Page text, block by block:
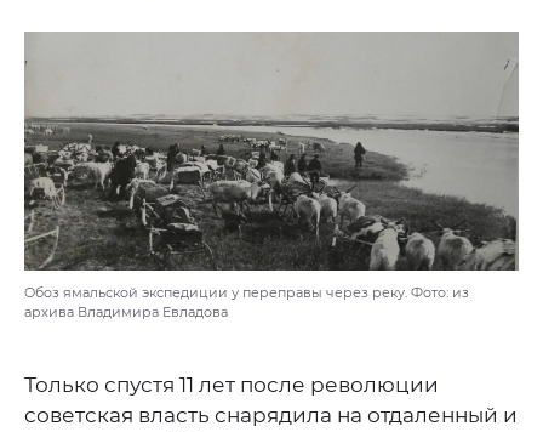
Обоз ямальской экспедиции у переправы через реку. Фото: из
архива Владимира Евладова
Только спустя 11 лет после революции
советская власть снарядила на отдаленный и